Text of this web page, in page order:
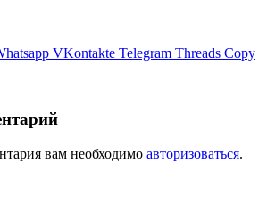
VKontakte Telegram Threads Copy
вам необходимо авторизоваться.